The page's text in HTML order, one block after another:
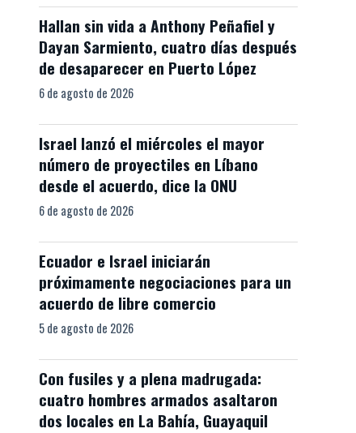
Hallan sin vida a Anthony Peñafiel y
Dayan Sarmiento, cuatro días después
de desaparecer en Puerto López
6 de agosto de 2026
Israel lanzó el miércoles el mayor
número de proyectiles en Líbano
desde el acuerdo, dice la ONU
6 de agosto de 2026
Ecuador e Israel iniciarán
próximamente negociaciones para un
acuerdo de libre comercio
5 de agosto de 2026
Con fusiles y a plena madrugada:
cuatro hombres armados asaltaron
dos locales en La Bahía, Guayaquil